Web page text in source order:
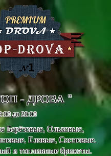
- ДРОВА "
до 20:00
Берёзовые, Ольховые,
Еловые, Сосновые.
и топливные брикеты.